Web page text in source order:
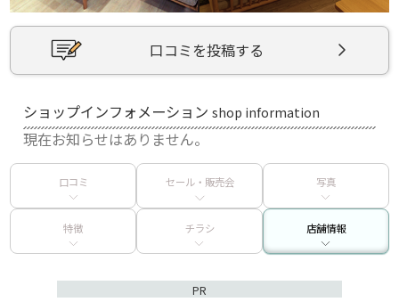
口コミを投稿する
ショップインフォメーションshop information
現在お知らせはありません。
口コミ セール・販売会 写真
特徴 チラシ 店舗情報
PR